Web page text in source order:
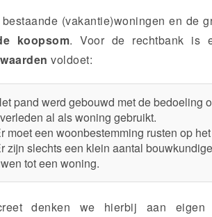
(vakantie)woningen en de
koopsom. Voor de rechtbank is
voldoet:
pand werd gebouwd met de bedoeling
al als woning gebruikt.
moet een woonbestemming rusten op
zijn slechts een klein aantal
tot een woning.
denken we hierbij aan eigen